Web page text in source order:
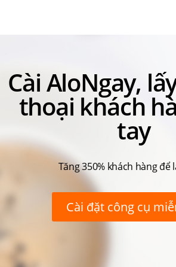
Cài AloNgay,
thoại khách
tay
Tăng 350% khách hàng để
Cài đặt công cụ